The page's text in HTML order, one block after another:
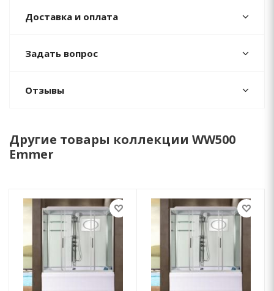
Доставка и оплата
Задать вопрос
Отзывы
Другие товары коллекции WW500
Emmer